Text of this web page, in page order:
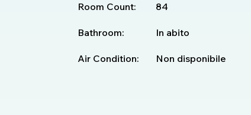
Room Count: 84
Bathroom: In abito
Air Condition: Non disponibile